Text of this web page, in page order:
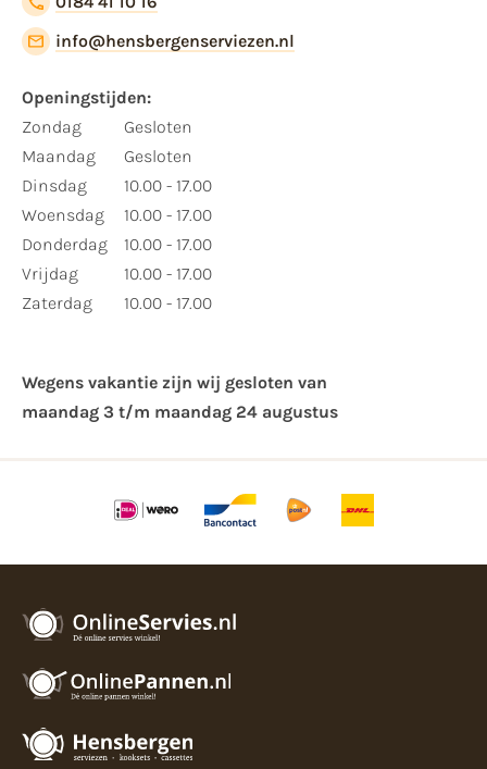
info@hensbergenserviezen.nl
Openingstijden:
Zondag
Maandag
Dinsdag
Woensdag
Donderdag
Vrijdag
Zaterdag
Gesloten
Gesloten
10.00 - 17.00
10.00 - 17.00
10.00 - 17.00
10.00 - 17.00
10.00 - 17.00
Wegens vakantie zijn wij gesloten van ​
maandag 3 t/m maandag 24 augustus